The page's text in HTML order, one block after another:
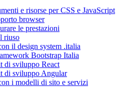
e risorse per CSS e JavaScript
browser
le prestazioni
riuso
il design system .italia
Bootstrap Italia
di sviluppo React
di sviluppo Angular
i modelli di sito e servizi